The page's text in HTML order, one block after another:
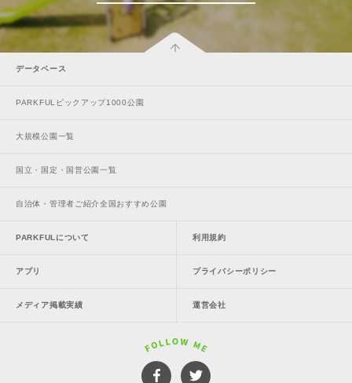
データベース
PARKFULピックアップ1000公園
大規模公園一覧
国立・国定・国営公園一覧
自治体・管理者ご紹介全国おすすめ公園
PARKFULについて
アプリ
メディア掲載実績
利用規約
プライバシーポリシー
運営会社